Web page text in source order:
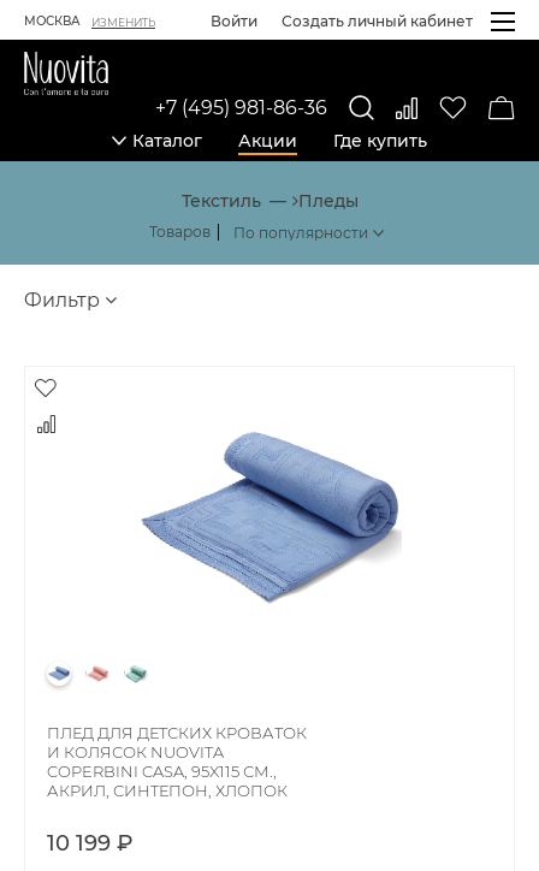
МОСКВА ИЗМЕНИТЬ Войти Создать личный кабинет
Каталог Акции Где купить
+7 (495) 981-86-36
Каталог товаров
Текстиль Пледы
Товаров
Фильтр
Товары
ПЛЕД ДЛЯ ДЕТСКИХ КРОВАТОК
И КОЛЯСОК NUOVITA
COPERBINI CASA, 95X115 СМ.,
АКРИЛ, СИНТЕПОН, ХЛОПОК
10 199 ₽